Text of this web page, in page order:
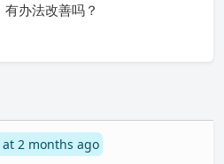
办法改善吗？
at 2 months ago